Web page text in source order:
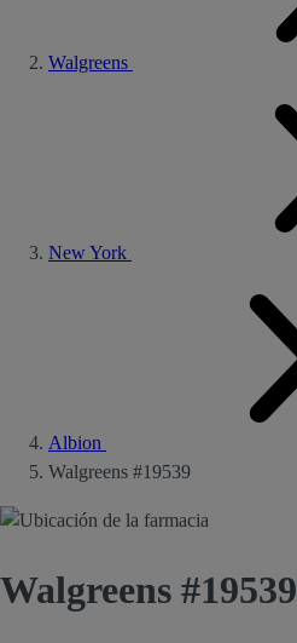
Walgreens
New York
Albion
Walgreens #19539
Walgreens #19539